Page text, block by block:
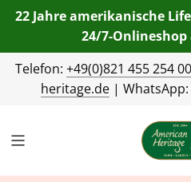
22 Jahre amerikanische
24/7-Onlineshop
Telefon: +49(0)821 455 254 00
heritage.de | WhatsApp: